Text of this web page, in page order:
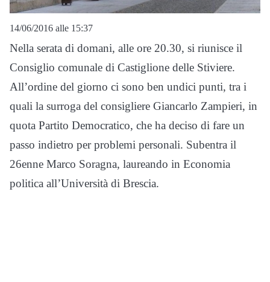
14/06/2016 alle 15:37
Nella serata di domani, alle ore 20.30, si riunisce il
Consiglio comunale di Castiglione delle Stiviere.
All’ordine del giorno ci sono ben undici punti, tra i
quali la surroga del consigliere Giancarlo Zampieri, in
quota Partito Democratico, che ha deciso di fare un
passo indietro per problemi personali. Subentra il
26enne Marco Soragna, laureando in Economia
politica all’Università di Brescia.